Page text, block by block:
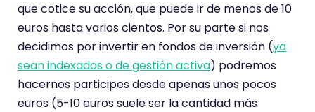
que cotice su acción, que puede ir de menos de 10
euros hasta varios cientos. Por su parte si nos
decidimos por invertir en fondos de inversión (ya
sean indexados o de gestión activa) podremos
hacernos participes desde apenas unos pocos
euros (5-10 euros suele ser la cantidad más